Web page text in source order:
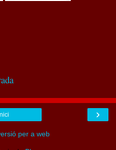
›
Inici
per a web